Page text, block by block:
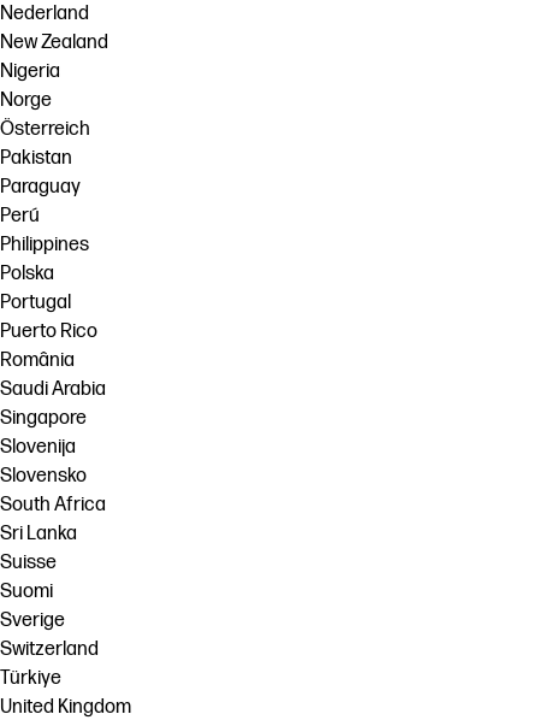
Nederland
New Zealand
Nigeria
Norge
Österreich
Pakistan
Paraguay
Perú
Philippines
Polska
Portugal
Puerto Rico
România
Saudi Arabia
Singapore
Slovenija
Slovensko
South Africa
Sri Lanka
Suisse
Suomi
Sverige
Switzerland
Türkiye
United Kingdom